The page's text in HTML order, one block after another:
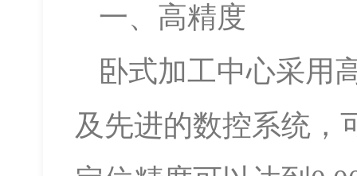
一、高精度
卧式加工中心采用
及先进的数控系统，